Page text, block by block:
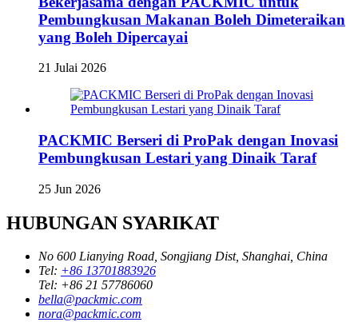
Pembungkusan Makanan Boleh Dimeteraikan
yang Boleh Dipercayai
21 Julai 2026
PACKMIC Berseri di ProPak dengan Inovasi
Pembungkusan Lestari yang Dinaik Taraf
25 Jun 2026
HUBUNGAN SYARIKAT
No 600 Lianying Road, Songjiang Dist, Shanghai, China
Tel: +86 13701883926
Tel: +86 21 57786060
bella@packmic.com
nora@packmic.com